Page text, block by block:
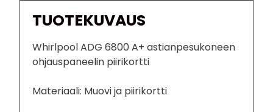
TUOTEKUVAUS
Whirlpool ADG 6800 A+ astianpesukoneen
ohjauspaneelin piirikortti
Materiaali: Muovi ja piirikortti